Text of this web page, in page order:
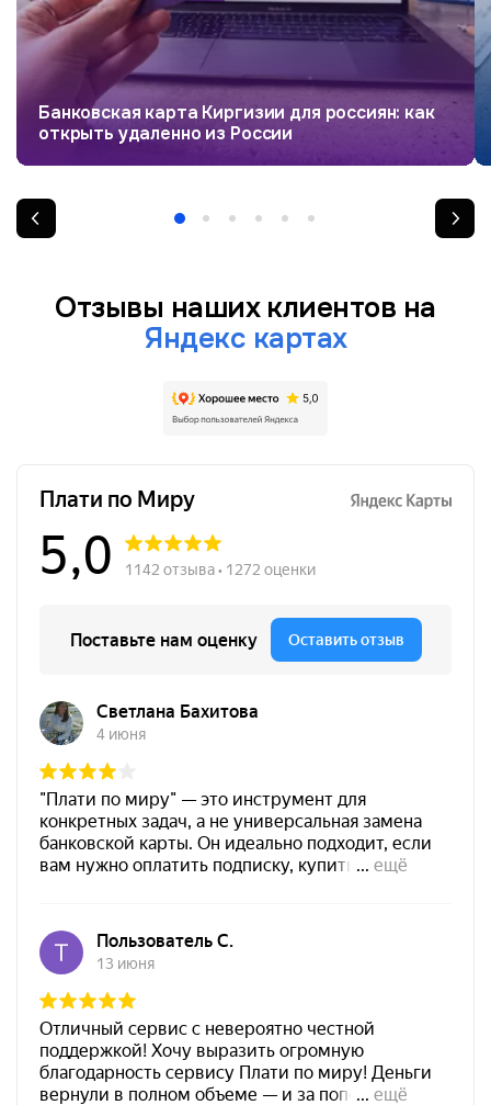
Банковская карта Киргизии для россиян: как
открыть удаленно из России
Отзывы наших клиентов на
Яндекс картах